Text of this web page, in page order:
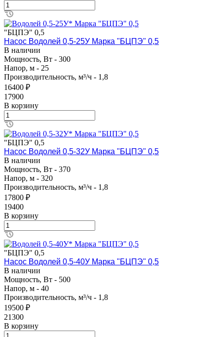
"БЦПЭ" 0,5
Насос Водолей 0,5-25У Марка "БЦПЭ" 0,5
В наличии
Мощность, Вт - 300
Напор, м - 25
Производительность, м³/ч - 1,8
16400 ₽
17900
В корзину
"БЦПЭ" 0,5
Насос Водолей 0,5-32У Марка "БЦПЭ" 0,5
В наличии
Мощность, Вт - 370
Напор, м - 320
Производительность, м³/ч - 1,8
17800 ₽
19400
В корзину
"БЦПЭ" 0,5
Насос Водолей 0,5-40У Марка "БЦПЭ" 0,5
В наличии
Мощность, Вт - 500
Напор, м - 40
Производительность, м³/ч - 1,8
19500 ₽
21300
В корзину